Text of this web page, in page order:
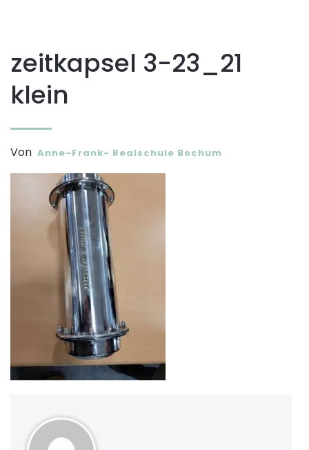
zeitkapsel 3-23_21
klein
Von Anne-Frank- Realschule Bochum